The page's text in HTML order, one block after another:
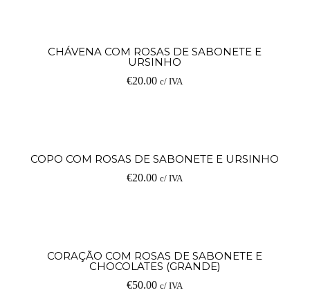
CHÁVENA COM ROSAS DE SABONETE E
URSINHO
€20.00 c/ IVA
COPO COM ROSAS DE SABONETE E URSINHO
€20.00 c/ IVA
CORAÇÃO COM ROSAS DE SABONETE E
CHOCOLATES (GRANDE)
€50.00 c/ IVA